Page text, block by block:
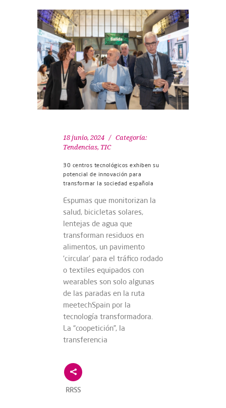
18 junio, 2024
Categoría:
Tendencias, TIC
30 centros tecnológicos exhiben su
potencial de innovación para
transformar la sociedad española
Espumas que monitorizan la
salud, bicicletas solares,
lentejas de agua que
transforman residuos en
alimentos, un pavimento
‘circular’ para el tráfico rodado
o textiles equipados con
wearables son solo algunas
de las paradas en la ruta
meetechSpain por la
tecnología transformadora.
La “coopetición”, la
transferencia
RRSS